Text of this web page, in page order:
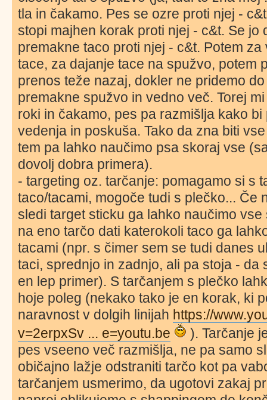
tla in čakamo. Pes se ozre proti njej -
stopi majhen korak proti njej - c&t. Se jo
premakne taco proti njej - c&t. Potem
tace, za dajanje tace na spužvo, potem
prenos teže nazaj, dokler ne pridemo
premakne spužvo in vedno več. Torej
roki in čakamo, pes pa razmišlja kako
vedenja in poskuša. Tako da zna biti
tem pa lahko naučimo psa skoraj vse
dovolj dobra primera).
- targeting oz. tarčanje: pomagamo si s
taco/tacami, mogoče tudi s plečko... Če
sledi target sticku ga lahko naučimo
na eno tarčo dati katerokoli taco ga
tacami (npr. s čimer sem se tudi danes
taci, sprednjo in zadnjo, ali pa stoja - da
en lep primer). S tarčanjem s plečko
hoje poleg (nekako tako je en korak, ki
naravnost v dolgih linijah https://
v=2erpxSv ... e=youtu.be
). Tarčanje
pes vseeno več razmišlja, ne pa samo
običajno lažje odstraniti tarčo kot pa
tarčanjem usmerimo, da ugotovi zakaj